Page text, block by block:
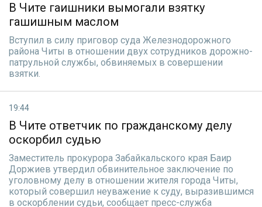
В Чите гаишники вымогали взятку
гашишным маслом
Вступил в силу приговор суда Железнодорожного
района Читы в отношении двух сотрудников дорожно-
патрульной службы, обвиняемых в совершении
взятки.
19:44
В Чите ответчик по гражданскому делу
оскорбил судью
Заместитель прокурора Забайкальского края Баир
Доржиев утвердил обвинительное заключение по
уголовному делу в отношении жителя города Читы,
который совершил неуважение к суду, выразившимся
в оскорблении судьи, сообщает пресс-служба